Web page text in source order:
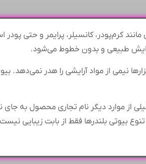
کرم‌پودر، کانسیلر، پرایمر و حتی پودر
آرایش طبیعی و بدون خطوط می‌شود.
از مواد آرایشی را هدر نمی‌دهد.
از موارد دیگر نام تجاری محصول به
بیوتی بلندرها فقط از بابت زیبایی